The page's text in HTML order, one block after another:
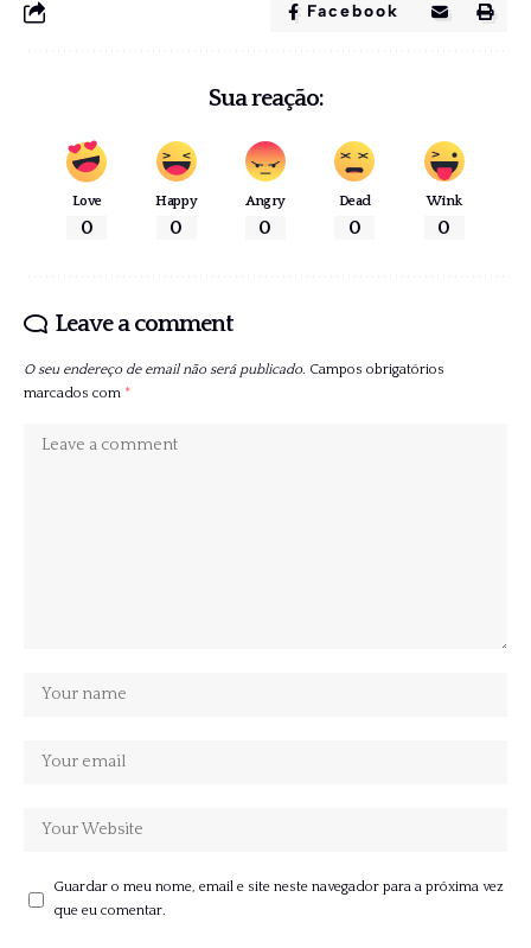
Facebook
Sua reação:
Love
0
Happy
0
Angry
0
Dead
0
Wink
0
Leave a comment
O seu endereço de email não será publicado. Campos obrigatórios
marcados com *
Guardar o meu nome, email e site neste navegador para a próxima vez
que eu comentar.